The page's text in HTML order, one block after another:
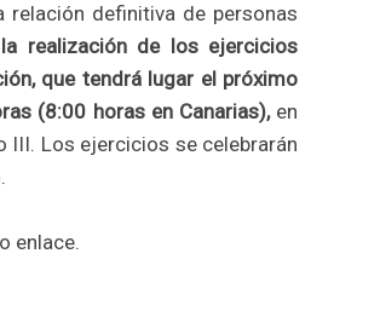
relación definitiva de personas
la realización de los ejercicios
que tendrá lugar el próximo
(8:00 horas en Canarias),en
III. Los ejercicios se celebrarán
enlace.